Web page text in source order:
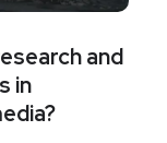
and
in